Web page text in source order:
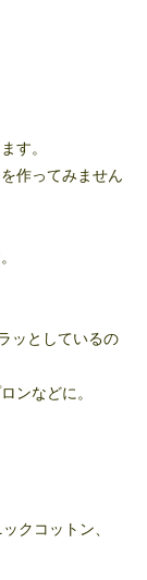
す。
作ってみません
ッとしているの
ンなどに。
クコットン、